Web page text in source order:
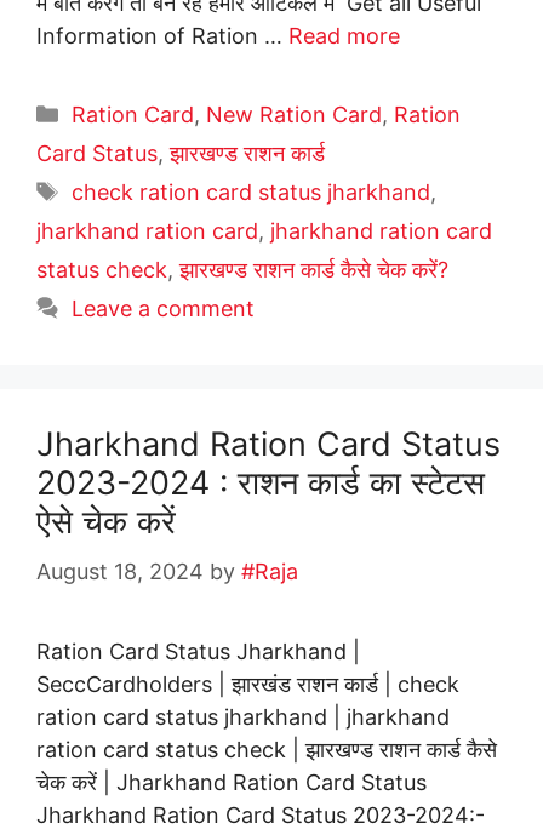
Information of Ration … Read more
Categories
Ration Card, New Ration Card, Ration
Card Status,झारखण्ड राशन कार्ड
Tags
check ration card status jharkhand,
jharkhand ration card, jharkhand ration card
status check,झारखण्ड राशन कार्ड कैसे चेक करें?
Leave a comment
Jharkhand Ration Card Status
2023-2024 : राशन कार्ड का स्टेटस
ऐसे चेक करें
August 18, 2024 by #Raja
Ration Card Status Jharkhand |
SeccCardholders | झारखंड राशन कार्ड | check
ration card status jharkhand | jharkhand
ration card status check | झारखण्ड राशन कार्ड कैसे
चेक करें | Jharkhand Ration Card Status
Jharkhand Ration Card Status 2023-2024:-